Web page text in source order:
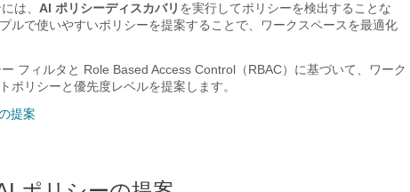
は、 AI ポリシーディスカバリ を実行してポリシーを検出することな
ルで使いやすいポリシーを提案することで、ワークスペースを最適化
フィルタと Role Based Access Control（RBAC）に基づいて、ワーク
ポリシーと優先度レベルを提案します。
提案